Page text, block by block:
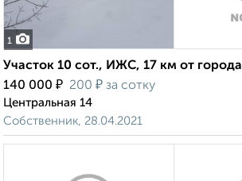
1
Участок 10 сот., ИЖС, 17 км от города
140 000 ₽ 200 ₽ за сотку
Центральная 14
Собственник, 28.04.2021